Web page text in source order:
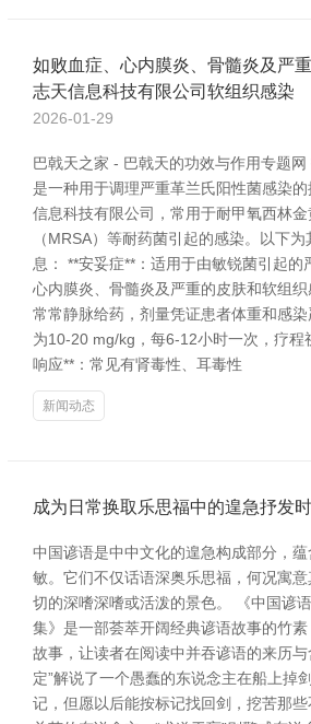
如败血症、心内膜炎、骨髓炎及严
志天信息科技有限公司软组织感染
2026-01-29
巴戟天之家 - 巴戟天的功效与作用专题
是一种用于调理严重革兰氏阳性菌感染
信息科技有限公司，常用于耐甲氧西林
（MRSA）等耐药菌引起的感染。以下
息： **安妥症**：适用于由敏锐菌引起的
心内膜炎、骨髓炎及严重的皮肤和软组织
常常静脉给药，剂量凭证患者体重和感
为10-20 mg/kg，每6-12小时一次，疗程
响应**：常见有肾毒性、耳毒性
新闻动态
成为日常换取乐思福中的遑急抒发
中国谚语是中中文化的遑急构成部分，
敏。它们不仅话语深奥乐思福，何况寓
切的深嗜深嗜或活泼的景色。 《中国谚
集》是一部荟萃开阔经典谚语故事的竹
故事，让读者在阅读中并吞谚语的来历
定”解说了一个愚蠢的东说念主在船上掉
记，但愿以后能按标记找回剑，挖苦那